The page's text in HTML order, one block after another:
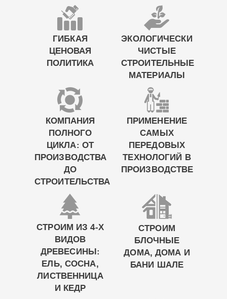
ГИБКАЯ
ЦЕНОВАЯ
ПОЛИТИКА
ЭКОЛОГИЧЕСКИ
ЧИСТЫЕ
СТРОИТЕЛЬНЫЕ
МАТЕРИАЛЫ
КОМПАНИЯ
ПОЛНОГО
ЦИКЛА: ОТ
ПРОИЗВОДСТВА
ДО
СТРОИТЕЛЬСТВА
ПРИМЕНЕНИЕ
САМЫХ
ПЕРЕДОВЫХ
ТЕХНОЛОГИЙ В
ПРОИЗВОДСТВЕ
СТРОИМ ИЗ 4-Х
ВИДОВ
ДРЕВЕСИНЫ:
ЕЛЬ, СОСНА,
ЛИСТВЕННИЦА
И КЕДР
СТРОИМ
БЛОЧНЫЕ
ДОМА, ДОМА И
БАНИ ШАЛЕ